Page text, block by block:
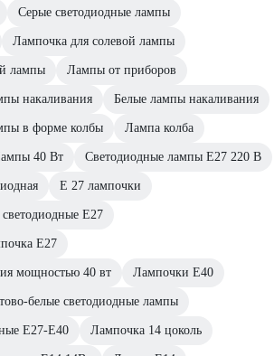
Серые светодиодные лампы
Лампочка для солевой лампы
лампы Лампы от приборов
накаливания Белые лампы накаливания
в форме колбы Лампа колба
40 Вт Светодиодные лампы E27 220 В
E 27 лампочки
E27
E27
мощностью 40 вт Лампочки E40
белые светодиодные лампы
E27-E40 Лампочка 14 цоколь